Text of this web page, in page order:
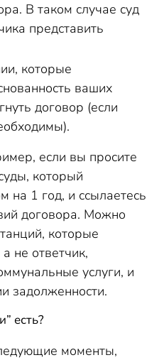
В таком случае суд
представить
которые
ваших
договор (если
если вы просите
который
на 1 год, и ссылаетесь
договора. Можно
которые
не ответчик,
услуги, и
задолженности.
есть?
моменты,